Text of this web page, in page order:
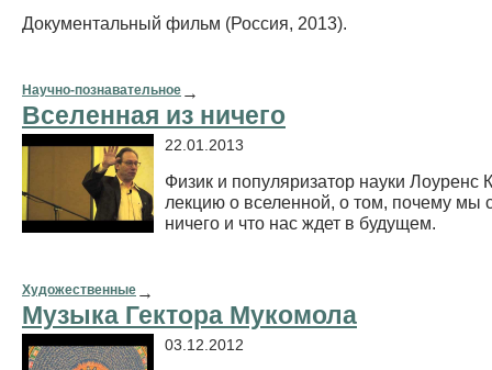
Документальный фильм (Россия, 2013).
Научно-познавательное →
Вселенная из ничего
22.01.2013
Физик и популяризатор науки Лоуренс
лекцию о вселенной, о том, почему мы
ничего и что нас ждет в будущем.
Художественные →
Музыка Гектора Мукомола
03.12.2012